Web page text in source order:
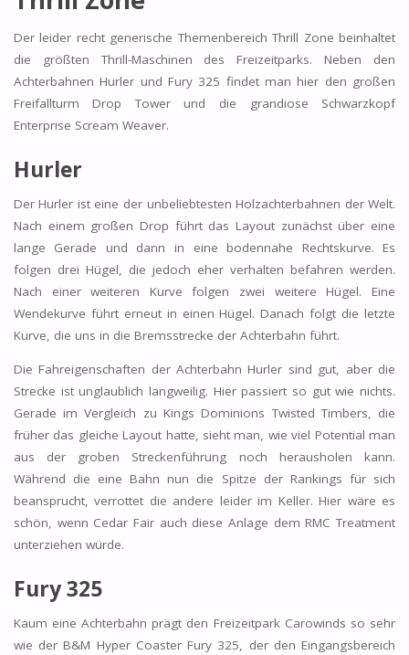
Der leider recht generische Themenbereich Thrill Zone beinhaltet
die größten Thrill-Maschinen des Freizeitparks. Neben den
Achterbahnen Hurler und Fury 325 findet man hier den großen
Freifallturm Drop Tower und die grandiose Schwarzkopf
Enterprise Scream Weaver.
Hurler
Der Hurler ist eine der unbeliebtesten Holzachterbahnen der Welt.
Nach einem großen Drop führt das Layout zunächst über eine
lange Gerade und dann in eine bodennahe Rechtskurve. Es
folgen drei Hügel, die jedoch eher verhalten befahren werden.
Nach einer weiteren Kurve folgen zwei weitere Hügel. Eine
Wendekurve führt erneut in einen Hügel. Danach folgt die letzte
Kurve, die uns in die Bremsstrecke der Achterbahn führt.
Die Fahreigenschaften der Achterbahn Hurler sind gut, aber die
Strecke ist unglaublich langweilig. Hier passiert so gut wie nichts.
Gerade im Vergleich zu Kings Dominions Twisted Timbers, die
früher das gleiche Layout hatte, sieht man, wie viel Potential man
aus der groben Streckenführung noch herausholen kann.
Während die eine Bahn nun die Spitze der Rankings für sich
beansprucht, verrottet die andere leider im Keller. Hier wäre es
schön, wenn Cedar Fair auch diese Anlage dem RMC Treatment
unterziehen würde.
Fury 325
Kaum eine Achterbahn prägt den Freizeitpark Carowinds so sehr
wie der B&M Hyper Coaster Fury 325, der den Eingangsbereich